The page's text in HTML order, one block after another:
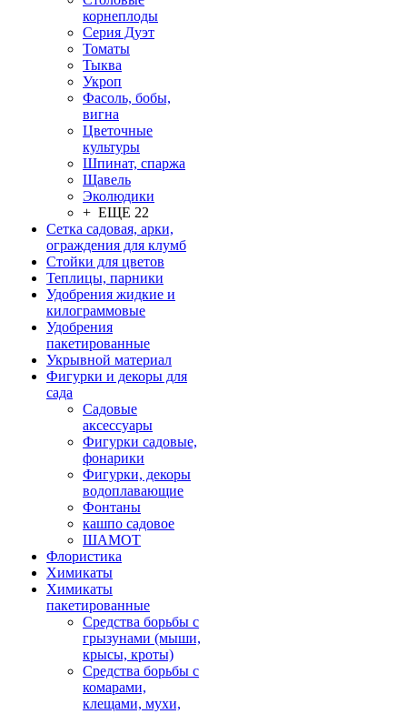
корнеплоды
Серия Дуэт
Томаты
Тыква
Укроп
Фасоль, бобы,
вигна
Цветочные
культуры
Шпинат, спаржа
Щавель
Эколюдики
+ ЕЩЕ 22
Сетка садовая, арки,
ограждения для клумб
Стойки для цветов
Теплицы, парники
Удобрения жидкие и
килограммовые
Удобрения
пакетированные
Укрывной материал
Фигурки и декоры для
сада
Садовые
аксессуары
Фигурки садовые,
фонарики
Фигурки, декоры
водоплавающие
Фонтаны
кашпо садовое
ШАМОТ
Флористика
Химикаты
Химикаты
пакетированные
Средства борьбы с
грызунами (мыши,
крысы, кроты)
Средства борьбы с
комарами,
клещами, мухи,